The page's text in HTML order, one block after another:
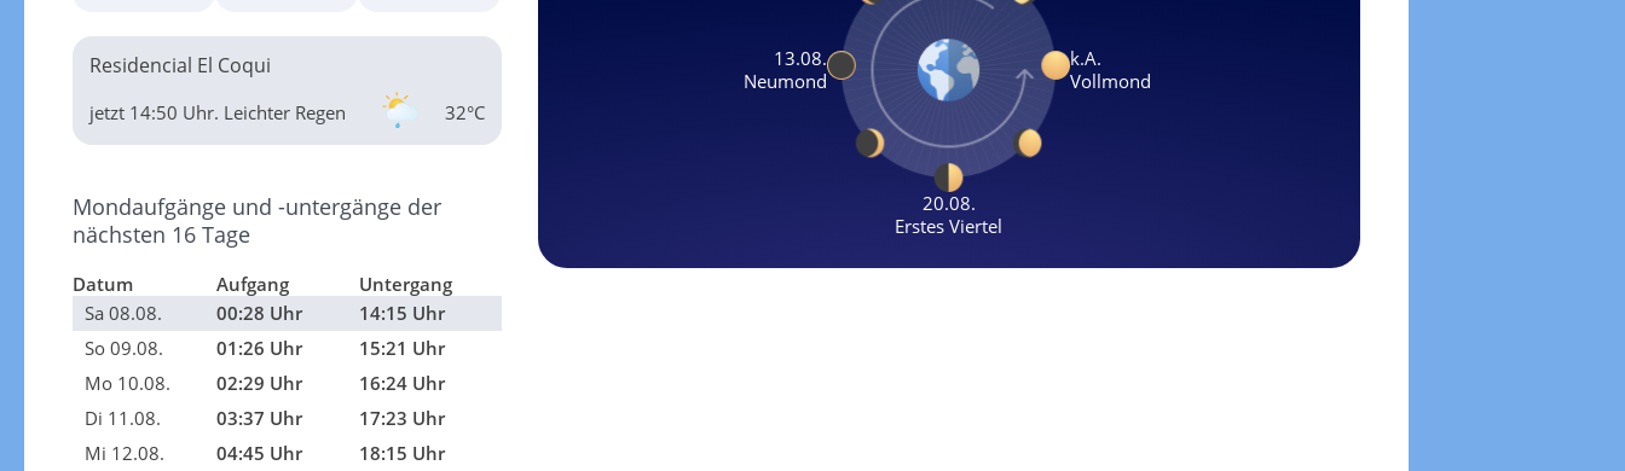
Residencial El Coqui
32°C
jetzt 14:50 Uhr. Leichter Regen
Mondaufgänge und -untergänge der
nächsten 16 Tage
Datum Aufgang
Untergang
Sa 08.08.
00:28 Uhr
14:15 Uhr
So 09.08.
01:26 Uhr
15:21 Uhr
Mo 10.08.
02:29 Uhr
16:24 Uhr
Di 11.08.
03:37 Uhr
17:23 Uhr
Mi 12.08.
04:45 Uhr
18:15 Uhr
13.08.
Neumond
k.A.
Vollmond
20.08.
Erstes Viertel